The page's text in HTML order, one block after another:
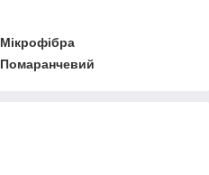
Мікрофібра
Помаранчевий